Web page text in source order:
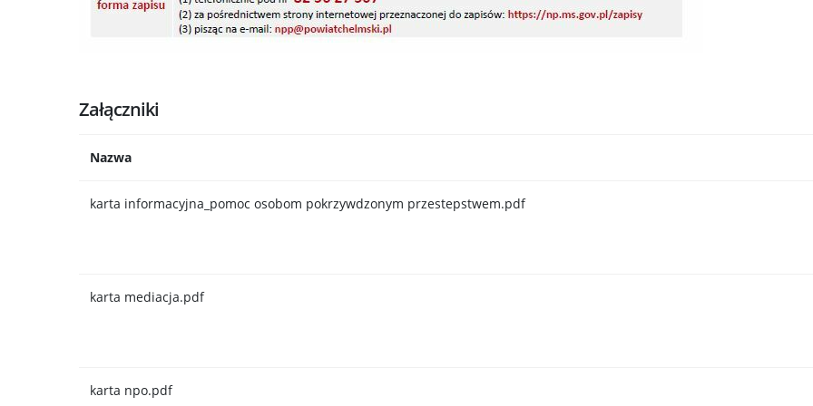
Załączniki
Nazwa
karta informacyjna_pomoc osobom pokrzywdzonym przestepstwem.pdf
karta mediacja.pdf
karta npo.pdf